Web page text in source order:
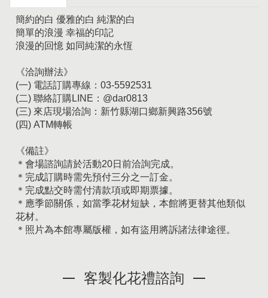
簡約的白 優雅的白 純潔的白
簡單的浪漫 幸福的印記
浪漫的回憶 如同純潔的永恆
《洽詢辦法》
(一) 電話訂購專線：03-5592531
(二) 聯絡訂購LINE：@dar0813
(三) 來店現場洽詢：新竹縣湖口鄉新興路356號
(四) ATM轉帳
《備註》
＊會場諮詢請於活動20日前洽詢完成。
＊完成訂購時需先預付三分之一訂金。
＊完成點交時需付清款項或即期票據。
＊應季節關係，如當季花材短缺，本館將更替其他類似
花材。
＊照片為本館專屬版權，如有盜用將訴諸法律途徑。
客製化花禮諮詢